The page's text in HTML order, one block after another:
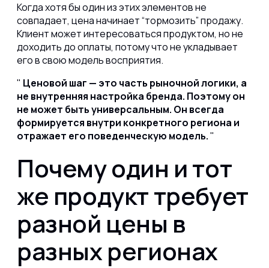
Когда хотя бы один из этих элементов не
совпадает, цена начинает “тормозить” продажу.
Клиент может интересоваться продуктом, но не
доходить до оплаты, потому что не укладывает
его в свою модель восприятия.
Ценовой шаг — это часть рыночной логики, а
не внутренняя настройка бренда. Поэтому он
не может быть универсальным. Он всегда
формируется внутри конкретного региона и
отражает его поведенческую модель.
Почему один и тот
же продукт требует
разной цены в
разных регионах